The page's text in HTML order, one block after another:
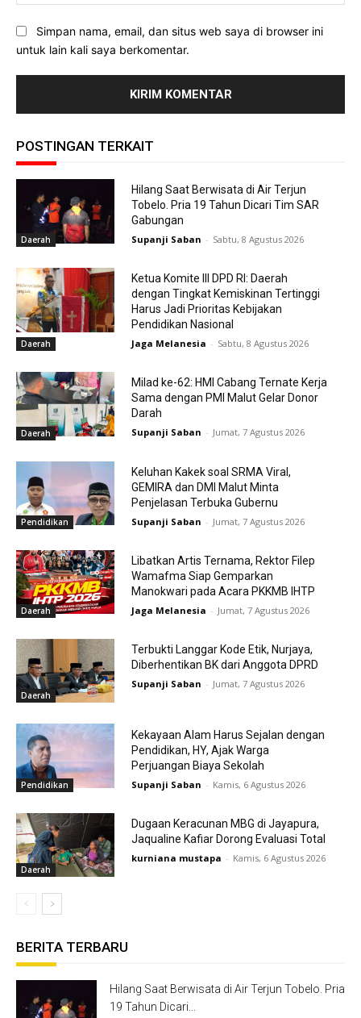
Simpan nama, email, dan situs web saya di browser ini
untuk lain kali saya berkomentar.
POSTINGAN TERKAIT
Daerah
Hilang Saat Berwisata di Air Terjun
Tobelo. Pria 19 Tahun Dicari Tim SAR
Gabungan
Supanji Saban - Sabtu, 8 Agustus 2026
Daerah
Ketua Komite III DPD RI: Daerah
dengan Tingkat Kemiskinan Tertinggi
Harus Jadi Prioritas Kebijakan
Pendidikan Nasional
Jaga Melanesia - Sabtu, 8 Agustus 2026
Daerah
Milad ke-62: HMI Cabang Ternate Kerja
Sama dengan PMI Malut Gelar Donor
Darah
Supanji Saban - Jumat, 7 Agustus 2026
Pendidikan
Keluhan Kakek soal SRMA Viral,
GEMIRA dan DMI Malut Minta
Penjelasan Terbuka Gubernu
Supanji Saban - Jumat, 7 Agustus 2026
Daerah
Libatkan Artis Ternama, Rektor Filep
Wamafma Siap Gemparkan
Manokwari pada Acara PKKMB IHTP
Jaga Melanesia - Jumat, 7 Agustus 2026
Daerah
Terbukti Langgar Kode Etik, Nurjaya,
Diberhentikan BK dari Anggota DPRD
Supanji Saban - Jumat, 7 Agustus 2026
Pendidikan
Kekayaan Alam Harus Sejalan dengan
Pendidikan, HY, Ajak Warga
Perjuangan Biaya Sekolah
Supanji Saban - Kamis, 6 Agustus 2026
Daerah
Dugaan Keracunan MBG di Jayapura,
Jaqualine Kafiar Dorong Evaluasi Total
kurniana mustapa - Kamis, 6 Agustus 2026
BERITA TERBARU
Hilang Saat Berwisata di Air Terjun Tobelo. Pria
19 Tahun Dicari...